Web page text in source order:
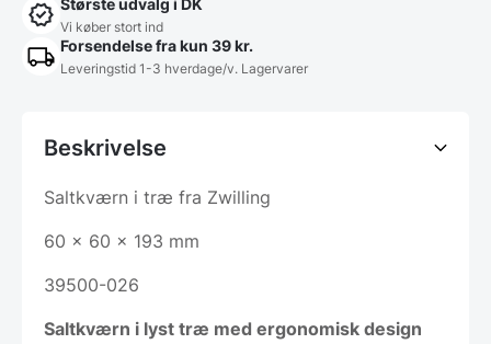
Største udvalg i DK
Vi køber stort ind
Forsendelse fra kun 39 kr.
Leveringstid 1-3 hverdage/v. Lagervarer
Beskrivelse
Saltkværn i træ fra Zwilling
60 x 60 x 193 mm
39500-026
Saltkværn i lyst træ med ergonomisk design